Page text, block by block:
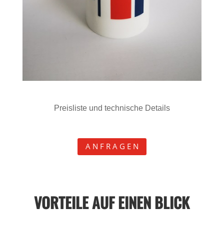
Preisliste und technische Details
A N F R A G E N
VORTEILE AUF EINEN BLICK